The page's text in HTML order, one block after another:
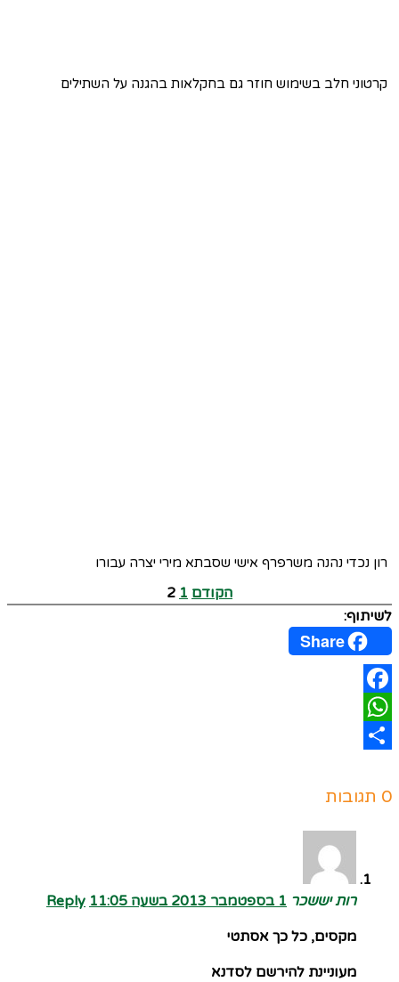
קרטוני חלב בשימוש חוזר גם בחקלאות בהגנה על השתילים
רון נכדי נהנה משרפרף אישי שסבתא מירי יצרה עבורו
הקודם 1
2
לשיתוף:
Share
Facebook
WhatsApp
0 תגובות
רות יששכר 1 בספטמבר 2013 בשעה 11:05
Reply
מקסים, כל כך אסתטי
מעוניינת להירשם לסדנא